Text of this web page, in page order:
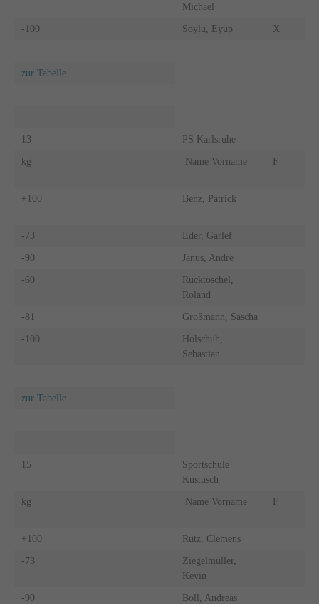
Michael
-100 Soylu, Eyüp X
zur Tabelle
13 PS Karlsruhe
kg Name Vorname F
+100 Benz, Patrick
-73 Eder, Garlef
-90 Janus, Andre
-60
Rucktöschel,
Roland
-81 Großmann, Sascha
-100
Holschuh,
Sebastian
zur Tabelle
15
Sportschule
Kustusch
kg Name Vorname F
+100 Rutz, Clemens
-73
Ziegelmüller,
Kevin
-90 Boll, Andreas